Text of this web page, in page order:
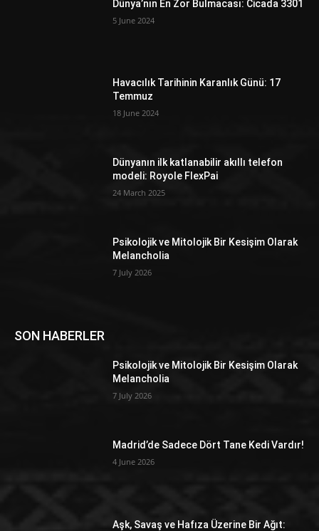
Dünya’nın En Zor Bulmacası: Cicada 3301
5 June 2024
Havacılık Tarihinin Karanlık Günü: 17
Temmuz
18 June 2024
Dünyanın ilk katlanabilir akıllı telefon
modeli: Royole FlexPai
24 March 2025
Psikolojik ve Mitolojik Bir Kesişim Olarak
Melancholia
7 July 2026
SON HABERLER
Psikolojik ve Mitolojik Bir Kesişim Olarak
Melancholia
7 July 2026
Madrid’de Sadece Dört Tane Kedi Vardır!
4 June 2026
Aşk, Savaş ve Hafıza Üzerine Bir Ağıt: